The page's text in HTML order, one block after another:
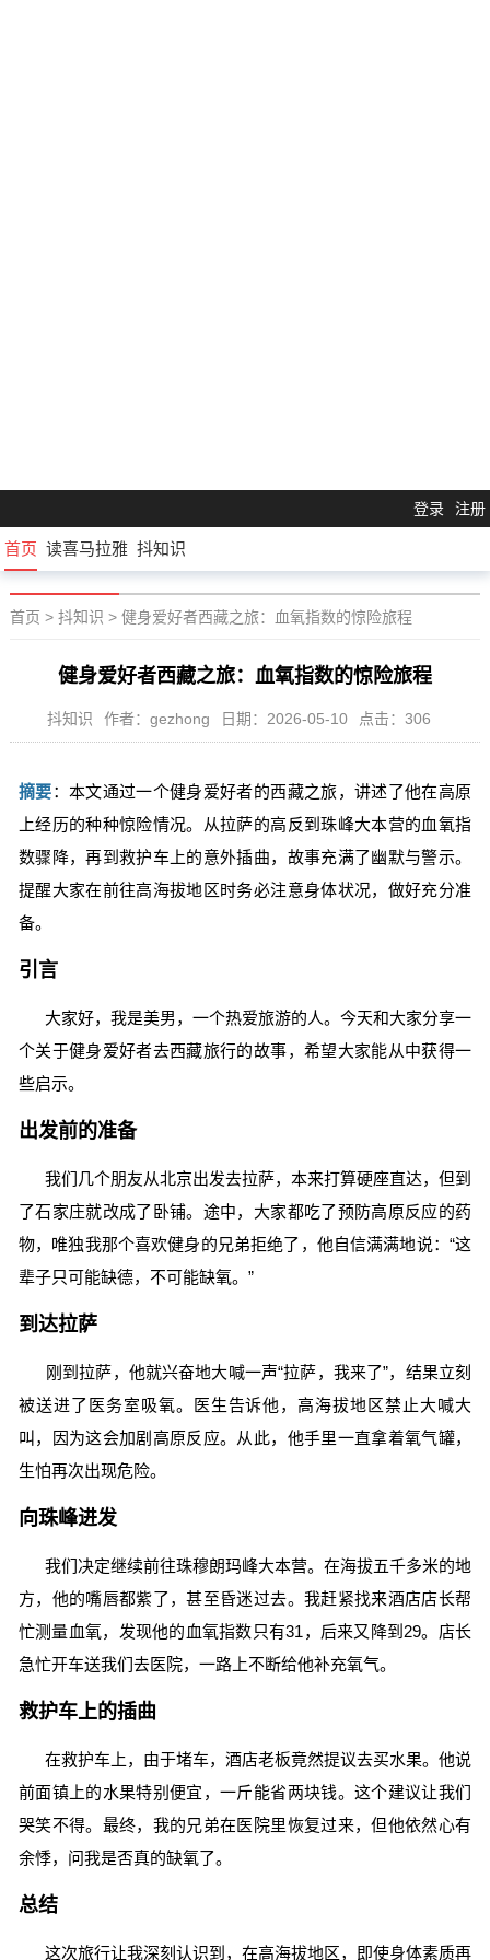
登录 注册
首页 读喜马拉雅 抖知识
首页 > 抖知识 > 健身爱好者西藏之旅：血氧指数的惊险旅程
健身爱好者西藏之旅：血氧指数的惊险旅程
抖知识 作者：gezhong 日期：2026-05-10 点击：306
摘要：本文通过一个健身爱好者的西藏之旅，讲述了他在高原
上经历的种种惊险情况。从拉萨的高反到珠峰大本营的血氧指
数骤降，再到救护车上的意外插曲，故事充满了幽默与警示。
提醒大家在前往高海拔地区时务必注意身体状况，做好充分准
备。
引言
大家好，我是美男，一个热爱旅游的人。今天和大家分享一
个关于健身爱好者去西藏旅行的故事，希望大家能从中获得一
些启示。
出发前的准备
我们几个朋友从北京出发去拉萨，本来打算硬座直达，但到
了石家庄就改成了卧铺。途中，大家都吃了预防高原反应的药
物，唯独我那个喜欢健身的兄弟拒绝了，他自信满满地说：“这
辈子只可能缺德，不可能缺氧。”
到达拉萨
刚到拉萨，他就兴奋地大喊一声“拉萨，我来了”，结果立刻
被送进了医务室吸氧。医生告诉他，高海拔地区禁止大喊大
叫，因为这会加剧高原反应。从此，他手里一直拿着氧气罐，
生怕再次出现危险。
向珠峰进发
我们决定继续前往珠穆朗玛峰大本营。在海拔五千多米的地
方，他的嘴唇都紫了，甚至昏迷过去。我赶紧找来酒店店长帮
忙测量血氧，发现他的血氧指数只有31，后来又降到29。店长
急忙开车送我们去医院，一路上不断给他补充氧气。
救护车上的插曲
在救护车上，由于堵车，酒店老板竟然提议去买水果。他说
前面镇上的水果特别便宜，一斤能省两块钱。这个建议让我们
哭笑不得。最终，我的兄弟在医院里恢复过来，但他依然心有
余悸，问我是否真的缺氧了。
总结
这次旅行让我深刻认识到，在高海拔地区，即使身体素质再